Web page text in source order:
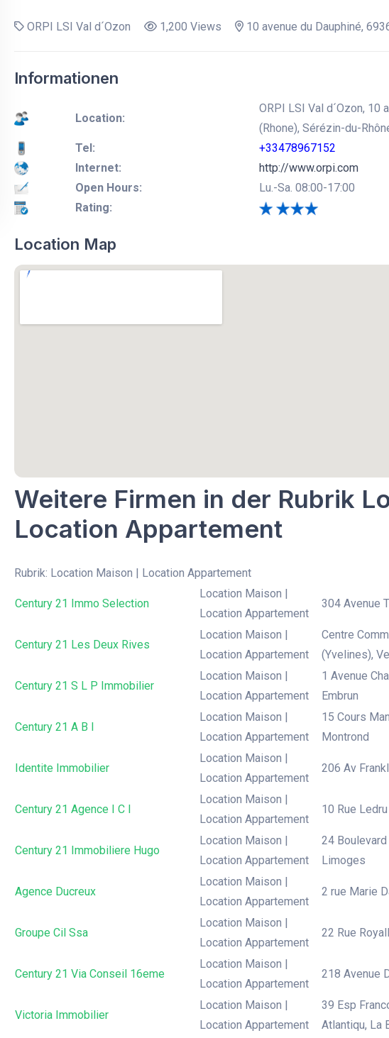
ORPI LSI Val d´Ozon 1,200 Views 10 avenue du Dauphiné,
Informationen
Location:
ORPI LSI Val d´Ozon, 10
(Rhone), Sérézin-du-
Tel:
+33478967152
Internet:
http://www.orpi.com
Open Hours:
Lu.-Sa. 08:00-17:00
Rating:
Location Map
Weitere Firmen in der Rubrik
Location Appartement
Rubrik: Location Maison | Location Appartement
Century 21 Immo Selection
Location Maison |
Location Appartement
304 Avenue
Century 21 Les Deux Rives
Location Maison |
Location Appartement
Centre
(Yvelines),
Century 21 S L P Immobilier
Location Maison |
Location Appartement
1 Avenue
Embrun
Century 21 A B I
Location Maison |
Location Appartement
15 Cours
Montrond
Identite Immobilier
Location Maison |
Location Appartement
206 Av
Century 21 Agence I C I
Location Maison |
Location Appartement
10 Rue
Century 21 Immobiliere Hugo
Location Maison |
Location Appartement
24
Limoges
Agence Ducreux
Location Maison |
Location Appartement
2 rue Marie
Groupe Cil Ssa
Location Maison |
Location Appartement
22 Rue
Century 21 Via Conseil 16eme
Location Maison |
Location Appartement
218 Avenue
Victoria Immobilier
Location Maison |
Location Appartement
39 Esp
Atlantiqu, La